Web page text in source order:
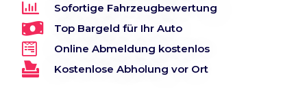
Sofortige Fahrzeugbewertung
Top Bargeld für Ihr Auto
Online Abmeldung kostenlos
Kostenlose Abholung vor Ort